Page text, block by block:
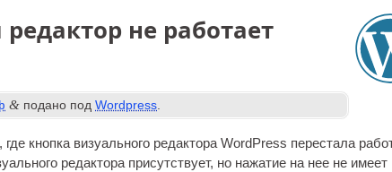
не работает
& подано подWordpress.
кнопка визуального редактора WordPress перестала
редактора присутствует, но нажатие на нее не имеет